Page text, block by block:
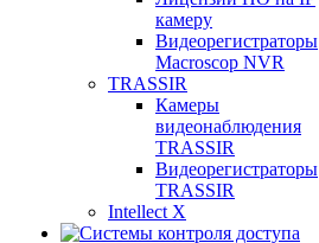
камеру
Видеорегистраторы
Macroscop NVR
TRASSIR
Камеры
видеонаблюдения
TRASSIR
Видеорегистраторы
TRASSIR
Intellect X